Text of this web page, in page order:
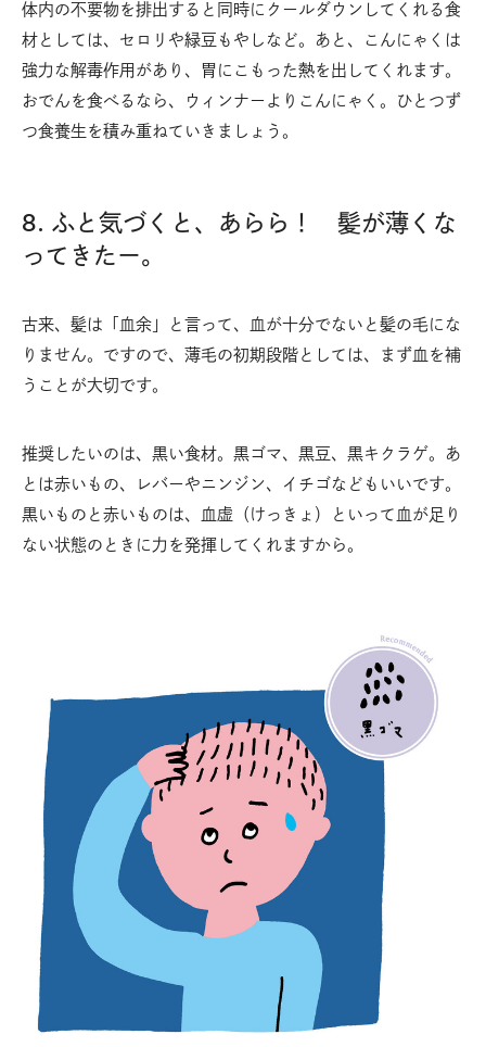
体内の不要物を排出すると同時にクールダウンしてくれる食
材としては、セロリや緑豆もやしなど。あと、こんにゃくは
強力な解毒作用があり、胃にこもった熱を出してくれます。
おでんを食べるなら、ウィンナーよりこんにゃく。ひとつず
つ食養生を積み重ねていきましょう。
8. ふと気づくと、あらら！ 髪が薄くな
ってきたー。
古来、髪は「血余」と言って、血が十分でないと髪の毛にな
りません。ですので、薄毛の初期段階としては、まず血を補
うことが大切です。
推奨したいのは、黒い食材。黒ゴマ、黒豆、黒キクラゲ。あ
とは赤いもの、レバーやニンジン、イチゴなどもいいです。
黒いものと赤いものは、血虚（けっきょ）といって血が足り
ない状態のときに力を発揮してくれますから。